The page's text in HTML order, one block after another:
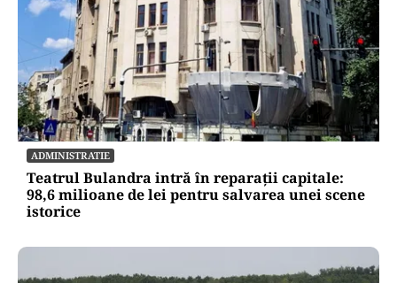
ADMINISTRATIE
Teatrul Bulandra intră în reparații capitale:
98,6 milioane de lei pentru salvarea unei scene
istorice